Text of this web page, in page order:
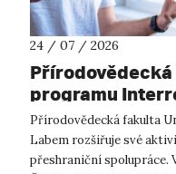
24 / 07 / 2026
Přírodovědecká
programu
přeshraniční
partnery
Přírodovědecká fakulta
Labem rozšiřuje své
přeshraniční spolupráce.